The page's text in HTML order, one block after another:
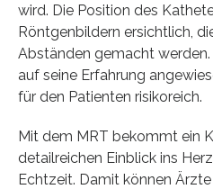
wird. Die Position des
Röntgenbildern ersichtlich,
Abständen gemacht
auf seine Erfahrung
für den Patienten risikoreich.
Mit dem MRT bekommt ein
detailreichen Einblick ins
Echtzeit. Damit können